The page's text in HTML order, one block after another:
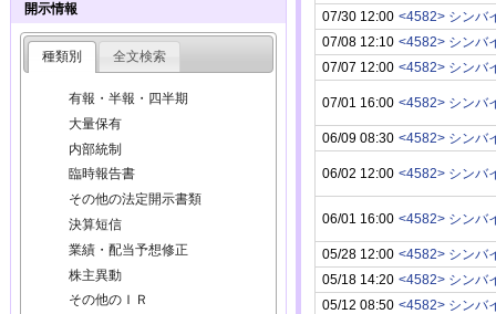
07/30 12:00 <4582> シンバ
07/08 12:10 <4582> シンバ
07/07 12:00 <4582> シンバ
07/01 16:00 <4582> シンバ
06/09 08:30 <4582> シンバ
06/02 12:00 <4582> シンバ
06/01 16:00 <4582> シンバ
05/28 12:00 <4582> シンバ
05/18 14:20 <4582> シンバ
05/12 08:50 <4582> シンバ
開示情報
種類別 全文検索
有報・半報・四半期
大量保有
内部統制
臨時報告書
その他の法定開示書類
決算短信
業績・配当予想修正
株主異動
その他のＩＲ